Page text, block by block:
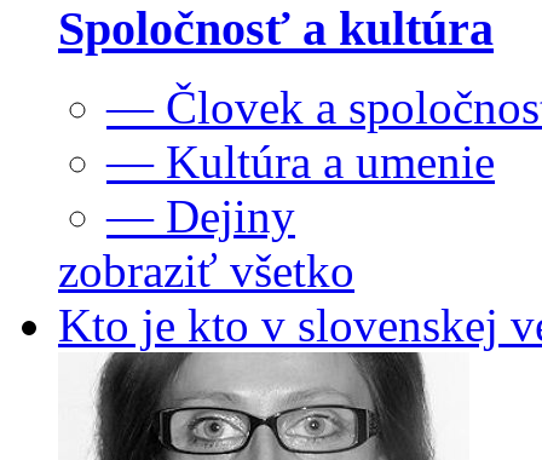
Spoločnosť a kultúra
— Človek a
— Kultúra a umenie
— Dejiny
zobraziť všetko
Kto je kto v slovenskej